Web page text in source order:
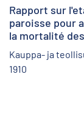
Rapport sur
paroisse pour
la mortalité
Kauppa- ja
1910